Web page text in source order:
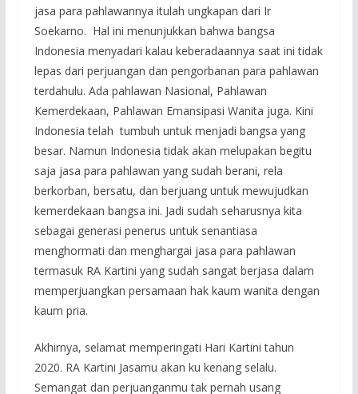
jasa para pahlawannya itulah ungkapan dari Ir
Soekarno. Hal ini menunjukkan bahwa bangsa
Indonesia menyadari kalau keberadaannya saat ini tidak
lepas dari perjuangan dan pengorbanan para pahlawan
terdahulu. Ada pahlawan Nasional, Pahlawan
Kemerdekaan, Pahlawan Emansipasi Wanita juga. Kini
Indonesia telah tumbuh untuk menjadi bangsa yang
besar. Namun Indonesia tidak akan melupakan begitu
saja jasa para pahlawan yang sudah berani, rela
berkorban, bersatu, dan berjuang untuk mewujudkan
kemerdekaan bangsa ini. Jadi sudah seharusnya kita
sebagai generasi penerus untuk senantiasa
menghormati dan menghargai jasa para pahlawan
termasuk RA Kartini yang sudah sangat berjasa dalam
memperjuangkan persamaan hak kaum wanita dengan
kaum pria.
Akhirnya, selamat memperingati Hari Kartini tahun
2020. RA Kartini Jasamu akan ku kenang selalu.
Semangat dan perjuanganmu tak pernah usang